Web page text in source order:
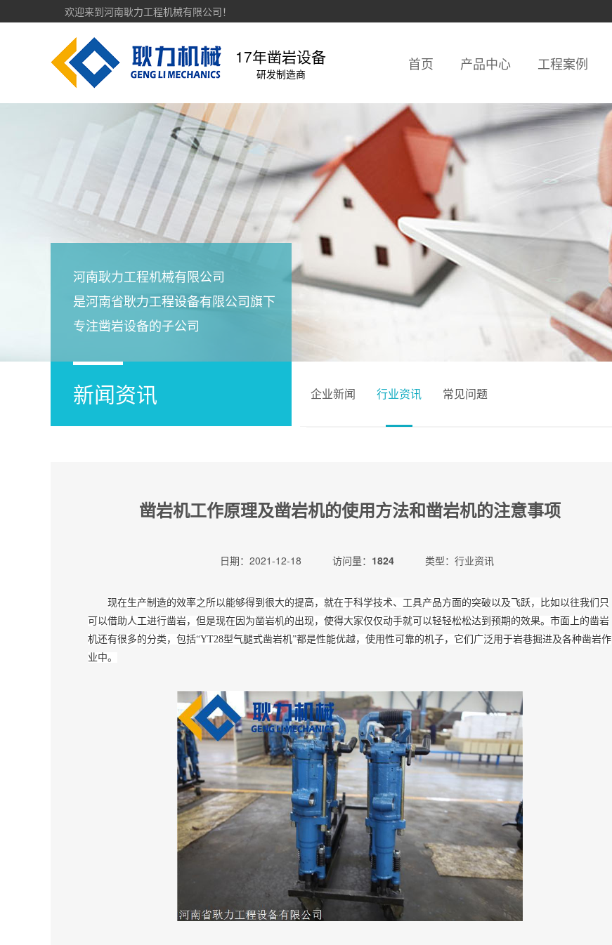
欢迎来到河南耿力工程机械有限公司！
17年凿岩设备
研发制造商
首页 产品中心 工程案例
河南耿力工程机械有限公司
是河南省耿力工程设备有限公司旗下
专注凿岩设备的子公司
新闻资讯 企业新闻 行业资讯 常见问题
凿岩机工作原理及凿岩机的使用方法和凿岩机的注意事项
日期：2021-12-18 访问量： 1824 类型：行业资讯
现在生产制造的效率之所以能够得到很大的提高，就在于科学技术、工具产品方面的突破以及飞跃，比如以往我们只
可以借助人工进行凿岩，但是现在因为凿岩机的出现，使得大家仅仅动手就可以轻轻松松达到预期的效果。市面上的凿岩
机还有很多的分类，包括“YT28型气腿式凿岩机”都是性能优越，使用性可靠的机子，它们广泛用于岩巷掘进及各种凿岩作
业中。